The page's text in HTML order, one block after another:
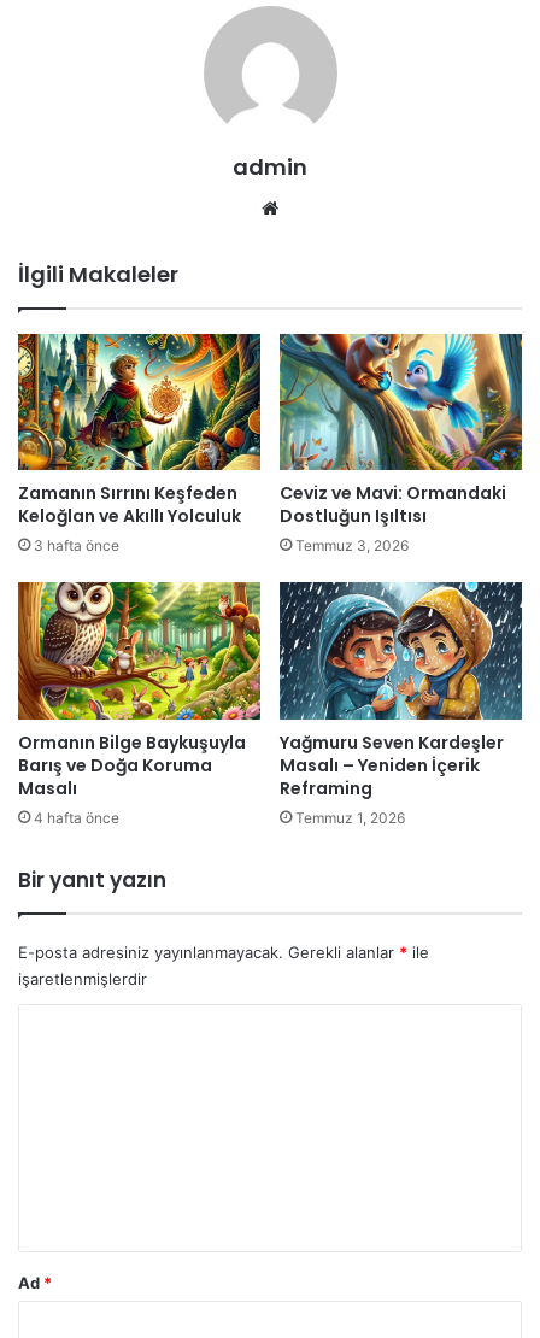
admin
İlgili Makaleler
Zamanın Sırrını Keşfeden
Keloğlan ve Akıllı Yolculuk
3 hafta önce
Ceviz ve Mavi: Ormandaki
Dostluğun Işıltısı
Temmuz 3, 2026
Ormanın Bilge Baykuşuyla
Barış ve Doğa Koruma
Masalı
4 hafta önce
Yağmuru Seven Kardeşler
Masalı – Yeniden İçerik
Reframing
Temmuz 1, 2026
Bir yanıt yazın
E-posta adresiniz yayınlanmayacak. Gerekli alanlar * ile
işaretlenmişlerdir
Ad *